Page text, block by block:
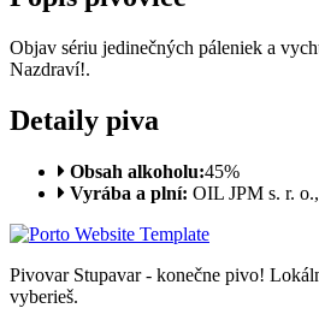
Objav sériu jedinečných páleniek a
Nazdraví!.
Detaily piva
Obsah alkoholu:45%
Vyrába a plní: OIL JPM s. r.
Pivovar Stupavar - konečne pivo!
vyberieš.